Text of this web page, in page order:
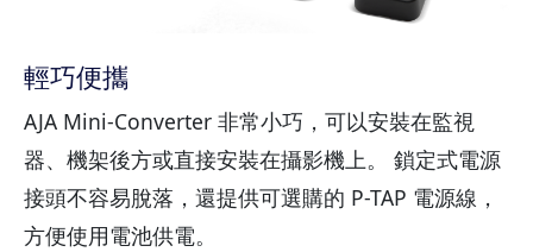
輕巧便攜
AJA Mini-Converter 非常小巧，可以安裝在監視
器、機架後方或直接安裝在攝影機上。 鎖定式電源
接頭不容易脫落，還提供可選購的 P-TAP 電源線，
方便使用電池供電。